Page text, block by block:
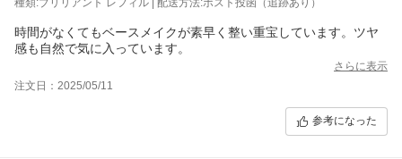
時間がなくてもベースメイクが素早く整い重宝しています。ツヤ
感も自然で気に入っています。
さらに表示
注文日：2025/05/11
参考になった